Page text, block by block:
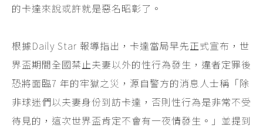
的卡達來說或許就是惡名昭彰了。
根據Daily Star 報導指出，卡達當局早先正式宣布，世
界盃期間全國禁止夫妻以外的性行為發生，違者定罪後
恐將面臨7 年的牢獄之災，源自警方的消息人士稱「除
非球迷們以夫妻身份到訪卡達，否則性行為是非常不受
待見的，這次世界盃肯定不會有一夜情發生。」並提到